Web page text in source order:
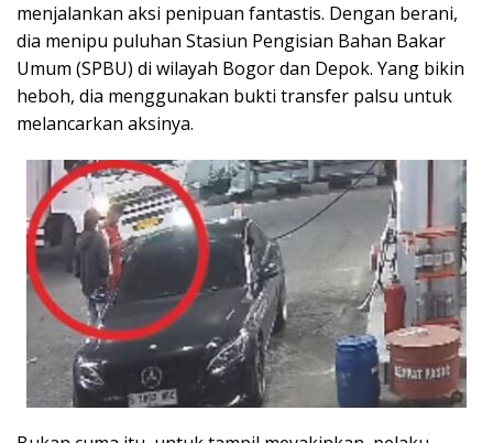
I
n
s
p
i
a
s
i
!
menjalankan aksi penipuan fantastis. Dengan berani,
dia menipu puluhan Stasiun Pengisian Bahan Bakar
Umum (SPBU) di wilayah Bogor dan Depok. Yang bikin
heboh, dia menggunakan bukti transfer palsu untuk
melancarkan aksinya.